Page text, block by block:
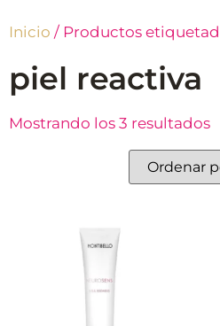
Inicio / Productos
piel reactiva
Mostrando los 3 resultados